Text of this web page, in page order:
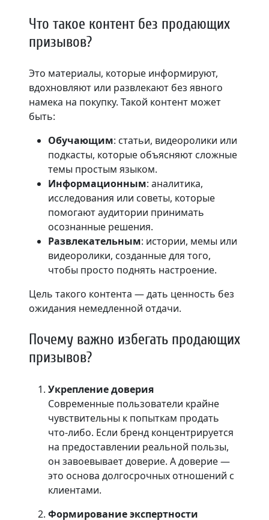
Что такое контент без продающих
призывов?
Это материалы, которые информируют,
вдохновляют или развлекают без явного
намека на покупку. Такой контент может
быть:
Обучающим: статьи, видеоролики или
подкасты, которые объясняют сложные
темы простым языком.
Информационным: аналитика,
исследования или советы, которые
помогают аудитории принимать
осознанные решения.
Развлекательным: истории, мемы или
видеоролики, созданные для того,
чтобы просто поднять настроение.
Цель такого контента — дать ценность без
ожидания немедленной отдачи.
Почему важно избегать продающих
призывов?
Укрепление доверия
Современные пользователи крайне
чувствительны к попыткам продать
что-либо. Если бренд концентрируется
на предоставлении реальной пользы,
он завоевывает доверие. А доверие —
это основа долгосрочных отношений с
клиентами.
Формирование экспертности